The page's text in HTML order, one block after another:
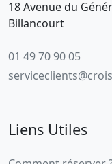
18 Avenue du
Billancourt
01 49 70 90 05
Liens Utiles